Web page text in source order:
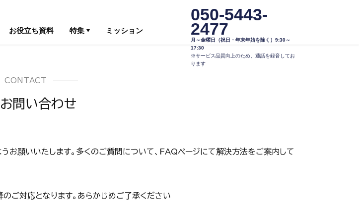
お役立ち資料 特集 ミッション
050-5443-
2477
月～金曜日（祝日・年末年始を除く）9:30～
17:30
※サービス品質向上のため、通話を録音してお
ります
CONTACT
問い合わせ
お願いいたします。多くのご質問について、FAQページにて解決方法をご案内して
ご対応となります。あらかじめご了承ください